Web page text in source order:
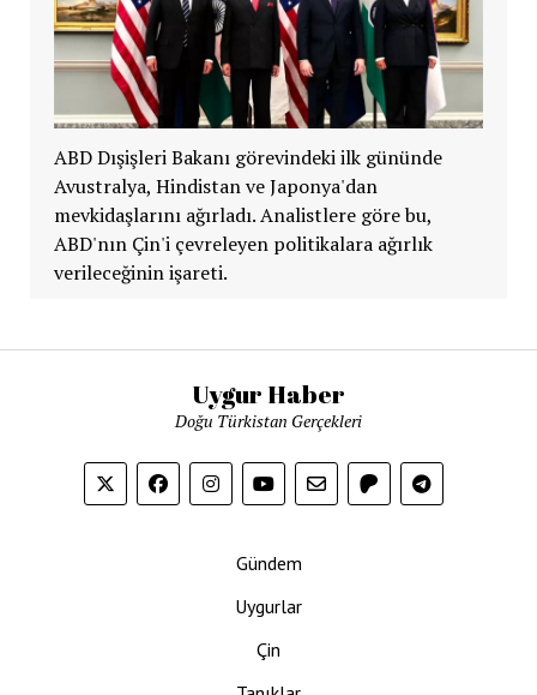
ABD Dışişleri Bakanı görevindeki ilk gününde
Avustralya, Hindistan ve Japonya'dan
mevkidaşlarını ağırladı. Analistlere göre bu,
ABD'nın Çin'i çevreleyen politikalara ağırlık
verileceğinin işareti.
Uygur Haber
Doğu Türkistan Gerçekleri
Gündem
Uygurlar
Çin